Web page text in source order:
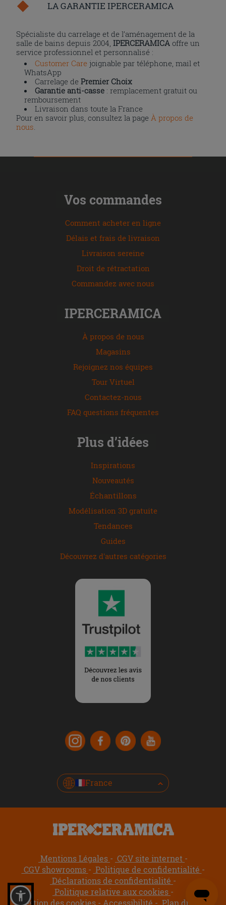
LA GARANTIE IPERCERAMICA
Spécialiste du carrelage et de l’aménagement de la
salle de bains depuis 2004,IPERCERAMICA offre un
service professionnel et personnalisé :
Customer Care joignable par téléphone, mail et
WhatsApp
Carrelage dePremier Choix
Garantie anti-casse : remplacement gratuit ou
remboursement
Livraison dans toute la France
Pour en savoir plus, consultez la page À propos de
nous
Vos commandes
Comment acheter en ligne
Délais et frais de livraison
Livraison sereine
Droit de rétractation
Commandez avec nous
IPERCERAMICA
À propos de nous
Magasins
Rejoignez nos équipes
Tour Virtuel
Contactez-nous
FAQ questions fréquentes
Plus d’idées
Inspirations
Nouveautés
Échantillons
Modélisation 3D gratuite
Tendances
Guides
Découvrez d'autres catégories
France
Mentions Légales
CGV site internet
CGV showrooms
Politique de confidentialité
Déclarations de confidentialité
Politique relative aux cookies
Gestion des cookies
Accessibilité Plan du site